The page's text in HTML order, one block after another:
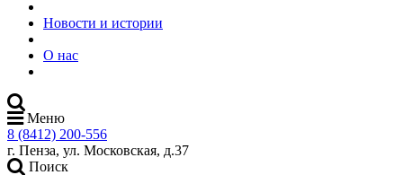
Новости и истории
О нас
Меню
8 (8412) 200-556
г. Пенза, ул. Московская, д.37
Поиск